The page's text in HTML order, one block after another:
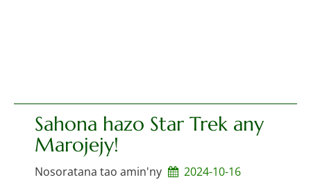
Sahona hazo Star Trek any
Marojejy!
Nosoratana tao amin'ny 2024-10-16